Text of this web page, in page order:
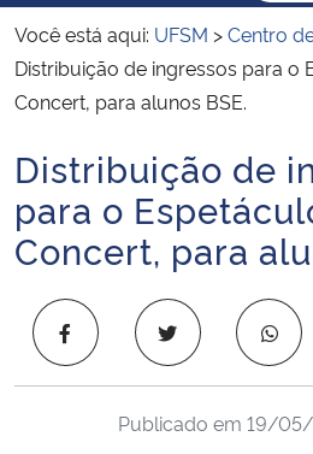
Ministério das Relações Exteriores
Ministério da Economia
Ministério da Infraestrutura
Ministério da Agricultura, Pecuária e
Ministério da Cidadania
Você está aqui: UFSM >Centro
Distribuição de ingressos para o
Concert, para alunos BSE.
Início do conteúdo
Distribuição de
para o
Concert, para
Publicado em 19/05/